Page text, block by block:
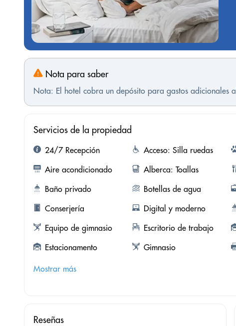
Nota para saber
Nota: El hotel cobra un depósito para gastos adicionales
Servicios de la propiedad
24/7 Recepción Acceso: Silla ruedas
Aire acondicionado
Alberca: Toallas
Baño privado
Botellas de agua
Conserjería
Digital y moderno
Equipo de gimnasio
Escritorio de trabajo
Estacionamento
Gimnasio
Mostrar más
Reseñas